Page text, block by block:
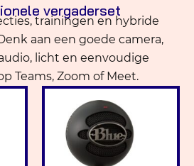
vergaderset
trainingen en hybride
aan een goede camera,
licht en eenvoudige
Teams, Zoom of Meet.